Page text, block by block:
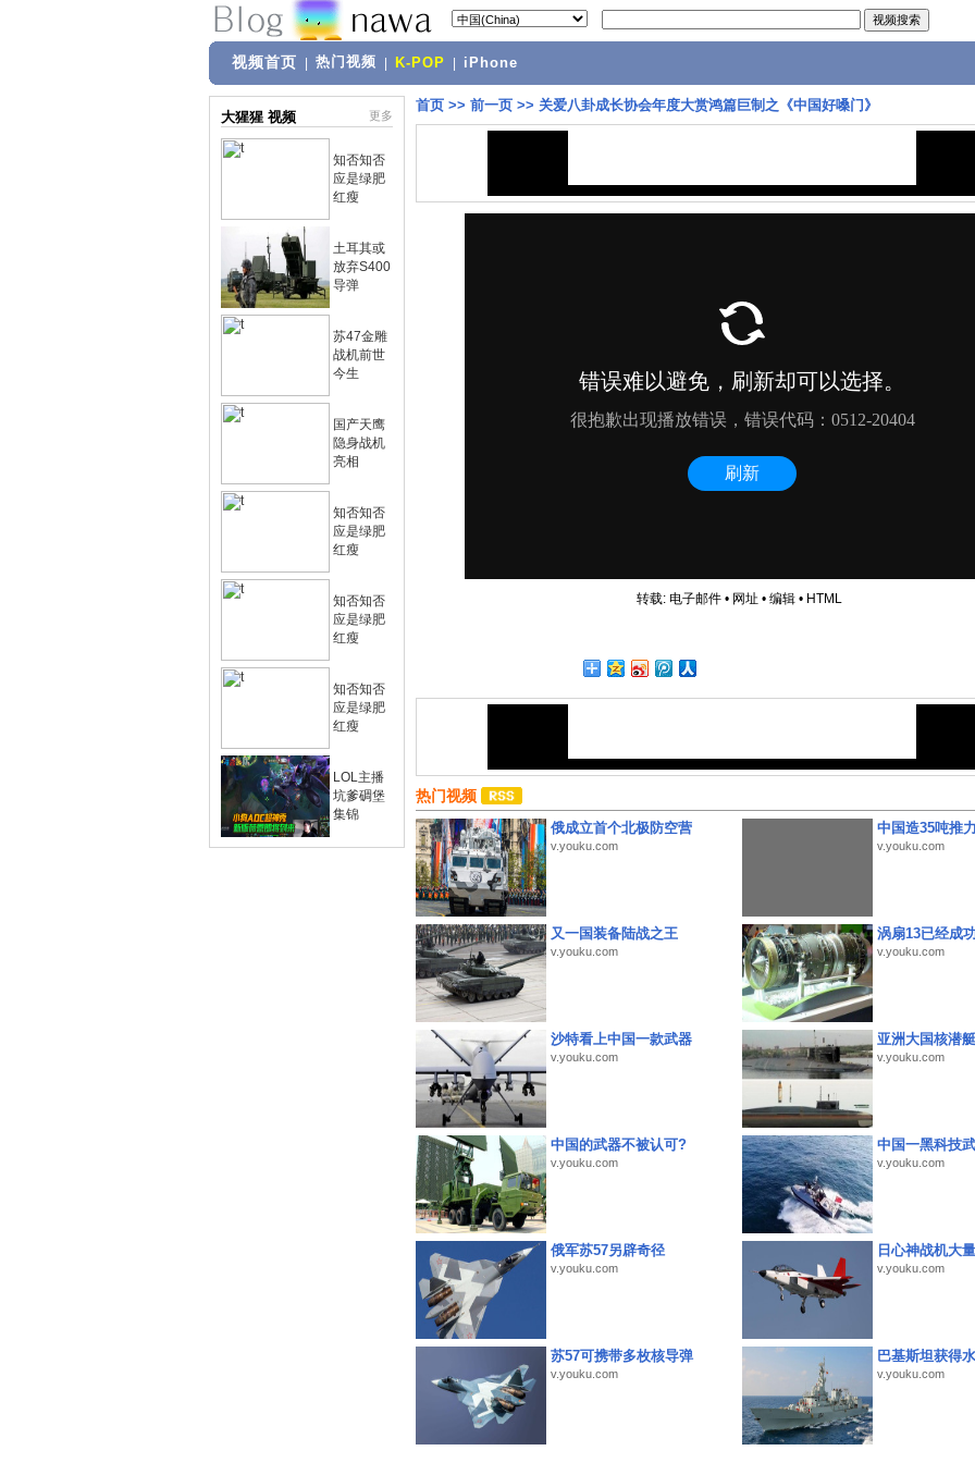
视频首页 热门视频 K-POP iPhone
大猩猩 视频 更多
知否知否
应是绿肥
红瘦
土耳其或
放弃S400
导弹
苏47金雕
战机前世
今生
国产天鹰
隐身战机
亮相
知否知否
应是绿肥
红瘦
知否知否
应是绿肥
红瘦
知否知否
应是绿肥
红瘦
LOL主播
坑爹碉堡
集锦
首页 >> 前一页 >> 关爱八卦成长协会年度大赏鸿篇巨制之《中国好嗓门》
转载: 电子邮件• 网址 • 编辑• HTML
热门视频
俄成立首个北极防空营
v.youku.com
中国造35吨推
v.youku.com
又一国装备陆战之王
v.youku.com
涡扇13已经成
v.youku.com
沙特看上中国一款武器
v.youku.com
亚洲大国核潜
v.youku.com
中国的武器不被认可?
v.youku.com
中国一黑科技
v.youku.com
俄军苏57另辟奇径
v.youku.com
日心神战机大
v.youku.com
苏57可携带多枚核导弹
v.youku.com
巴基斯坦获得
v.youku.com